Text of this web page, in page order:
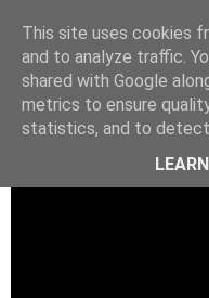
This site uses cookies
and to analyze traffic.
shared with Google
metrics to ensure
statistics, and to detect